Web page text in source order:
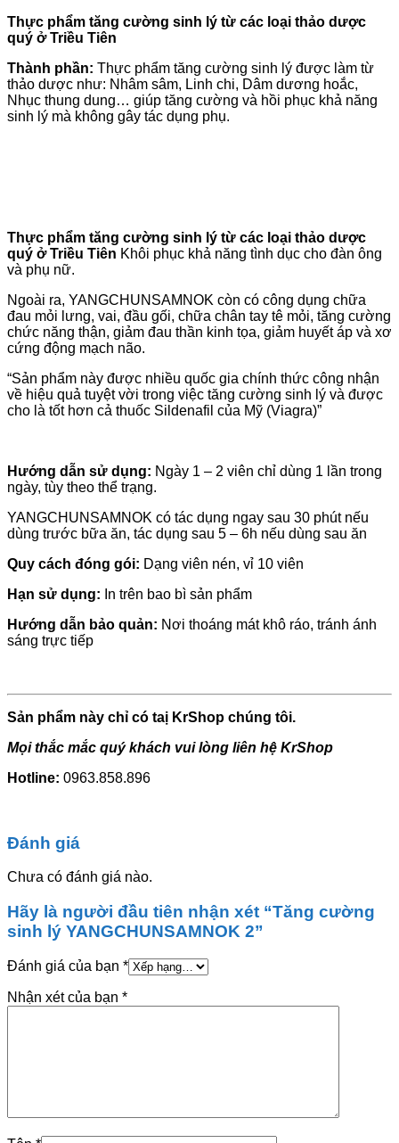
Thực phẩm tăng cường sinh lý từ các loại thảo dược
quý ở Triều Tiên
Thành phần: Thực phẩm tăng cường sinh lý được làm từ
thảo dược như: Nhâm sâm, Linh chi, Dâm dương hoắc,
Nhục thung dung… giúp tăng cường và hồi phục khả năng
sinh lý mà không gây tác dụng phụ.
Thực phẩm tăng cường sinh lý từ các loại thảo dược
quý ở Triều Tiên Khôi phục khả năng tình dục cho đàn ông
và phụ nữ.
Ngoài ra, YANGCHUNSAMNOK còn có công dụng chữa
đau mỏi lưng, vai, đầu gối, chữa chân tay tê mỏi, tăng cường
chức năng thận, giảm đau thần kinh tọa, giảm huyết áp và xơ
cứng động mạch não.
“Sản phẩm này được nhiều quốc gia chính thức công nhận
về hiệu quả tuyệt vời trong việc tăng cường sinh lý và được
cho là tốt hơn cả thuốc Sildenafil của Mỹ (Viagra)”
Hướng dẫn sử dụng: Ngày 1 – 2 viên chỉ dùng 1 lần trong
ngày, tùy theo thể trạng.
YANGCHUNSAMNOK có tác dụng ngay sau 30 phút nếu
dùng trước bữa ăn, tác dụng sau 5 – 6h nếu dùng sau ăn
Quy cách đóng gói: Dạng viên nén, vỉ 10 viên
Hạn sử dụng: In trên bao bì sản phẩm
Hướng dẫn bảo quản: Nơi thoáng mát khô ráo, tránh ánh
sáng trực tiếp
Sản phẩm này chỉ có taị KrShop chúng tôi.
Mọi thắc mắc quý khách vui lòng liên hệ KrShop
Hotline: 0963.858.896
Đánh giá
Chưa có đánh giá nào.
Hãy là người đầu tiên nhận xét “Tăng cường
sinh lý YANGCHUNSAMNOK 2”
Đánh giá của bạn *
Nhận xét của bạn *